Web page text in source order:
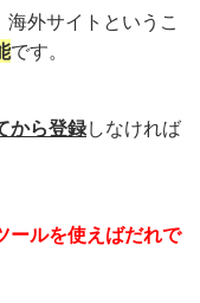
外サイトというこ
です。
から登録しなければ
ールを使えばだれで